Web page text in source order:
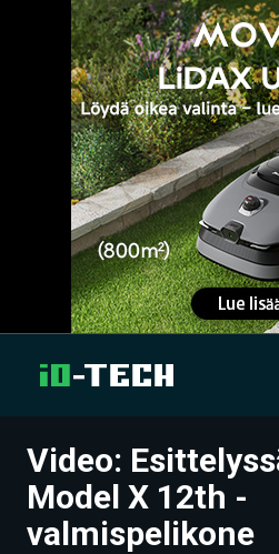
UUTISET
ARTIKKELIT
Video:
Model X 12th -
valmispelikone